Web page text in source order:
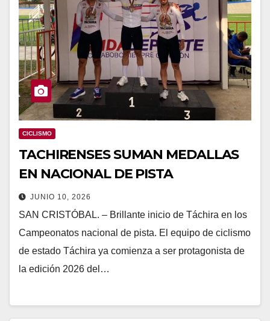
CICLISMO
TACHIRENSES SUMAN MEDALLAS
EN NACIONAL DE PISTA
JUNIO 10, 2026
SAN CRISTÓBAL. – Brillante inicio de Táchira en los
Campeonatos nacional de pista. El equipo de ciclismo
de estado Táchira ya comienza a ser protagonista de
la edición 2026 del…